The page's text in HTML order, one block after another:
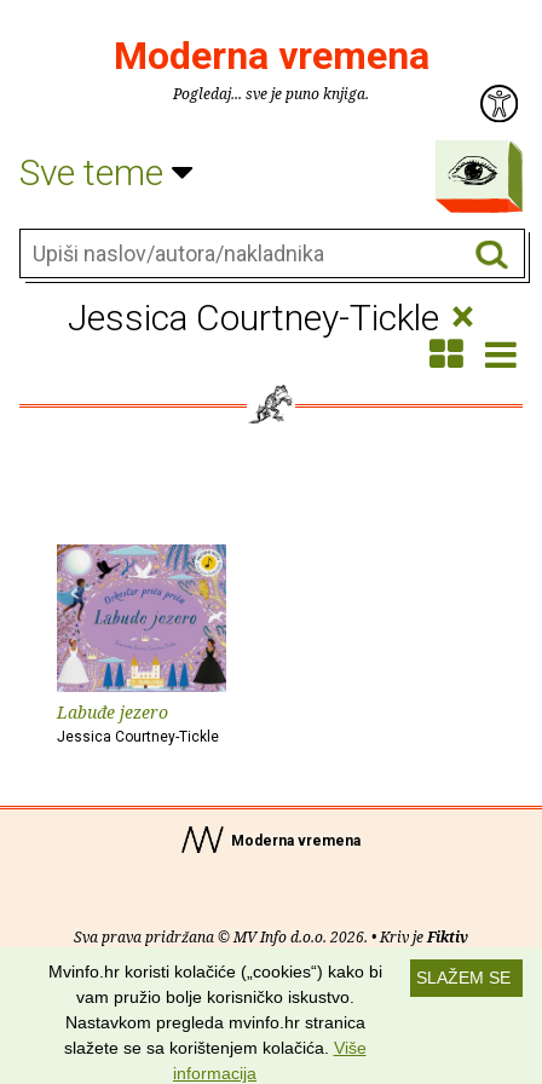
Moderna vremena
Pogledaj... sve je puno knjiga.
Sve teme
Jessica Courtney-Tickle ×
Labuđe jezero
Jessica Courtney-Tickle
Moderna vremena
Sva prava pridržana © MV Info d.o.o. 2026. • Kriv jeFiktiv
Uvjeti korištenja RSS kanali
Potraži nas na:
SLAŽEM SE
Mvinfo.hr koristi kolačiće („cookies“) kako bi
vam pružio bolje korisničko iskustvo.
Nastavkom pregleda mvinfo.hr stranica
slažete se sa korištenjem kolačića. Više
informacija